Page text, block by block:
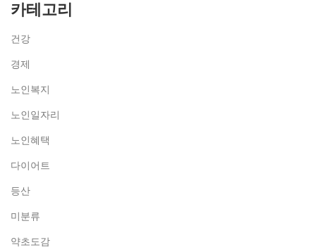
카테고리
건강
경제
노인복지
노인일자리
노인혜택
다이어트
등산
미분류
약초도감